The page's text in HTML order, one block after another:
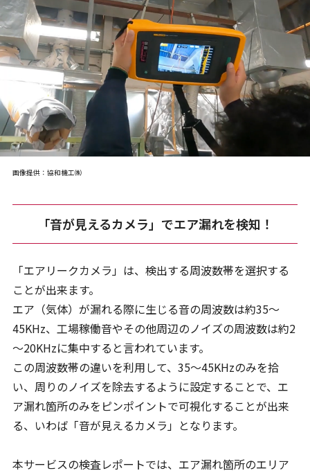
画像提供：協和機工㈱
「音が見えるカメラ」でエア漏れを検知！
「エアリークカメラ」は、検出する周波数帯を選択する
ことが出来ます。
エア（気体）が漏れる際に生じる音の周波数は約35～
45KHz、工場稼働音やその他周辺のノイズの周波数は約2
～20KHzに集中すると言われています。
この周波数帯の違いを利用して、35～45KHzのみを拾
い、周りのノイズを除去するように設定することで、エ
ア漏れ箇所のみをピンポイントで可視化することが出来
る、いわば「音が見えるカメラ」となります。
本サービスの検査レポートでは、エア漏れ箇所のエリア